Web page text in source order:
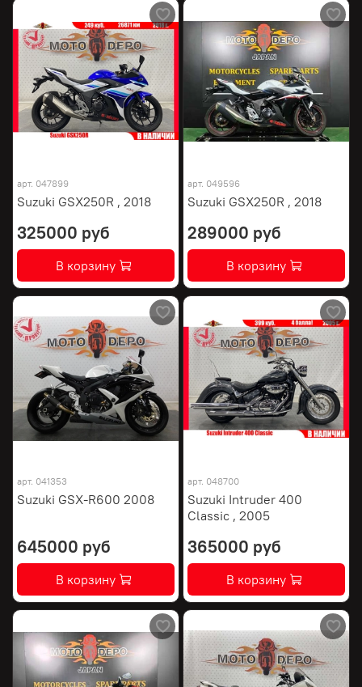
арт. 047899
Suzuki GSX250R , 2018
325000 руб
В корзину
арт. 049596
Suzuki GSX250R , 2018
289000 руб
В корзину
арт. 041353
Suzuki GSX-R600 2008
645000 руб
В корзину
арт. 048700
Suzuki Intruder 400
Classic , 2005
365000 руб
В корзину